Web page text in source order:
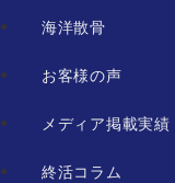
海洋散骨
お客様の声
メディア掲載実績
終活コラム